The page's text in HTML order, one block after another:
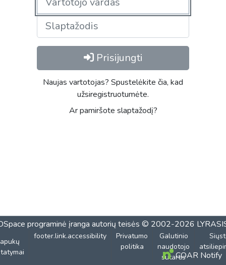
Prisijungti
Naujas vartotojas? Spustelėkite čia, kad
užsiregistruotumėte.
Ar pamiršote slaptažodį?
programinė įranga autorių teisės © 2002-2026
footer.link.accessibility
Privatumo
politika
Galutinio
naudotojo
sutartisCOAR Notify